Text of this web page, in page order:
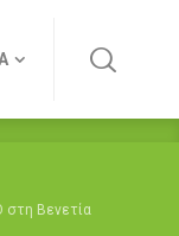
στη Βενετία